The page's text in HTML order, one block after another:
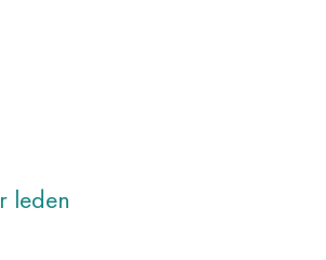
leden